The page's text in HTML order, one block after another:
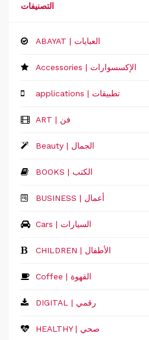
التصنيفات
ABAYAT | العبايات
Accessories | الإكسسوارات
applications | تطبيقات
ART | فن
Beauty | الجمال
BOOKS | الكتب
‏BUSINESS | أعمال
Cars | السيارات
CHILDREN | الأطفال
Coffee | القهوة
DIGITAL | رقمي
HEALTHY | صحي